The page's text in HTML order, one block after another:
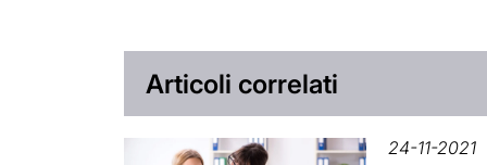
Articoli correlati
24-11-2021